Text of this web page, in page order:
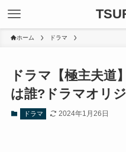
ホーム ドラマ
ドラマ【極主夫道
は誰?ドラマオリ
ドラマ 2024年1月26日